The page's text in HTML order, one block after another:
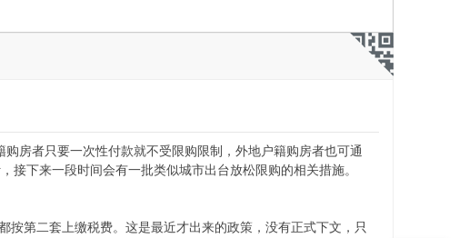
房者只要一次性付款就不受限购限制，外地户籍购房者也可通
接下来一段时间会有一批类似城市出台放松限购的相关措施。
第二套上缴税费。这是最近才出来的政策，没有正式下文，只